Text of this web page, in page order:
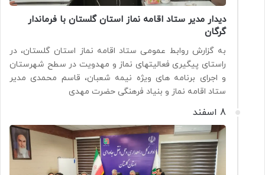
دیدار مدیر ستاد اقامه نماز استان گلستان با فرماندار
گرگان
به گزارش روابط عمومی ستاد اقامه نماز استان گلستان، در
راستای پیگیری فعالیتهای نماز و مهدویت در سطح شهرستان
و اجرای برنامه های ویژه نیمه شعبان، قاسم محمدی مدیر
ستاد اقامه نماز و بنیاد فرهنگی حضرت مهدی
8 اسفند